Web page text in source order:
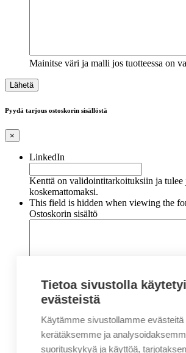
Mainitse väri ja malli jos tuotteessa on
Pyydä tarjous ostoskorin sisällöstä
×
LinkedIn
Kenttä on validointitarkoituksiin ja tulee
koskemattomaksi.
This field is hidden when viewing the
Ostoskorin sisältö
Nimi*
Etunimi
Sukunimi
Tietoa sivustolla
evästeistä
Käytämme sivustollamme evästeitä
kerätäksemme ja
suorituskykyä ja käyttöä,